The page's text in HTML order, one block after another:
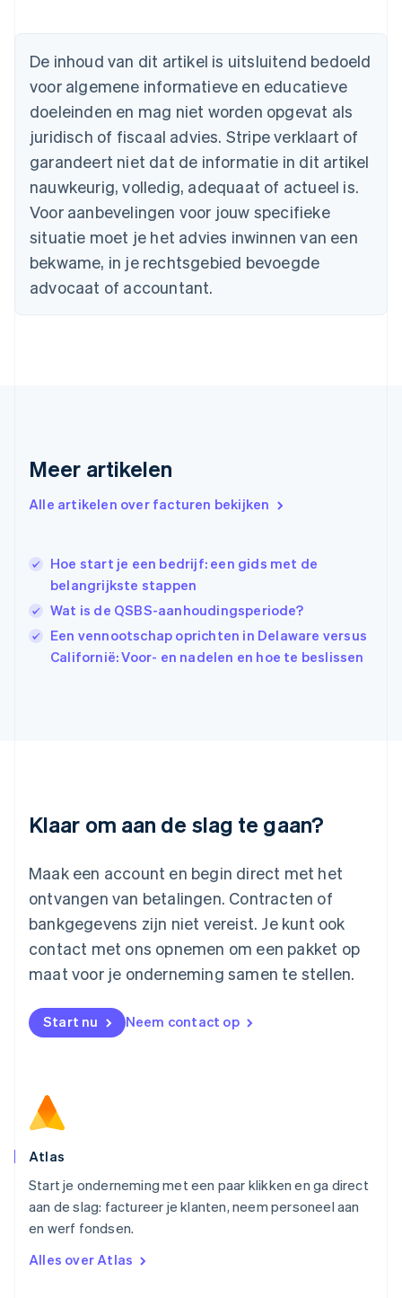
De inhoud van dit artikel is uitsluitend bedoeld
voor algemene informatieve en educatieve
doeleinden en mag niet worden opgevat als
juridisch of fiscaal advies. Stripe verklaart of
garandeert niet dat de informatie in dit artikel
nauwkeurig, volledig, adequaat of actueel is.
Voor aanbevelingen voor jouw specifieke
situatie moet je het advies inwinnen van een
bekwame, in je rechtsgebied bevoegde
advocaat of accountant.
Meer artikelen
Alle artikelen over facturen bekijken
Hoe start je een bedrijf: een gids met de
belangrijkste stappen
Wat is de QSBS-aanhoudingsperiode?
Een vennootschap oprichten in Delaware versus
Californië: Voor- en nadelen en hoe te beslissen
Klaar om aan de slag te gaan?
Maak een account en begin direct met het
ontvangen van betalingen. Contracten of
bankgegevens zijn niet vereist. Je kunt ook
contact met ons opnemen om een pakket op
maat voor je onderneming samen te stellen.
Start nu Neem contact op
Atlas
Start je onderneming met een paar klikken en ga direct
aan de slag: factureer je klanten, neem personeel aan
en werf fondsen.
Alles over Atlas
Português English
Bulgarije
English
Canada
EnglishFrançais
English
Denemarken
Duitsland
DeutschEnglish
Estland
Finland
EnglishSvenska
English
Hongkong SAR, China
English简体中文
English
Italië
Italiano English
日本語English
Kroatië
FrançaisDeutschEnglish
English
Malta
English
Mexico
Nederland
NederlandsEnglish
English
Noorwegen
English
Portugal
Português
English
Singapore
English简体中文
EnglishItaliano